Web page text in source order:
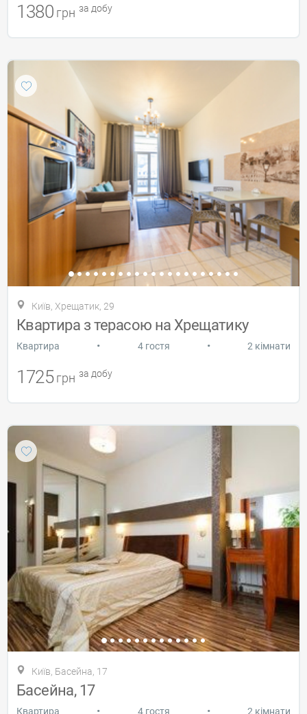
1380 грн за добу
Київ, Хрещатик, 29
Квартира з терасою на Хрещатику
Квартира • 4 гостя • 2 кімнати
1725 грн за добу
Київ, Басейна, 17
Басейна, 17
Квартира • 4 гостя • 2 кімнати